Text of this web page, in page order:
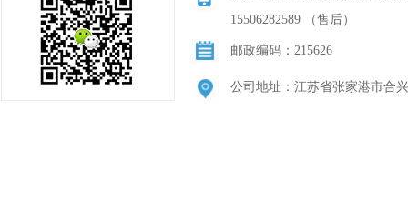
15506282589 （售后）
邮政编码：215626
公司地址：江苏省张家港市合